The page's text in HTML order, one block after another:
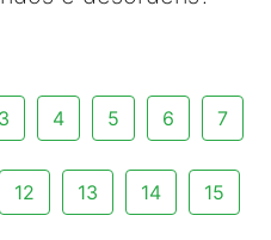
3 4 5 6 7
12 13 14 15